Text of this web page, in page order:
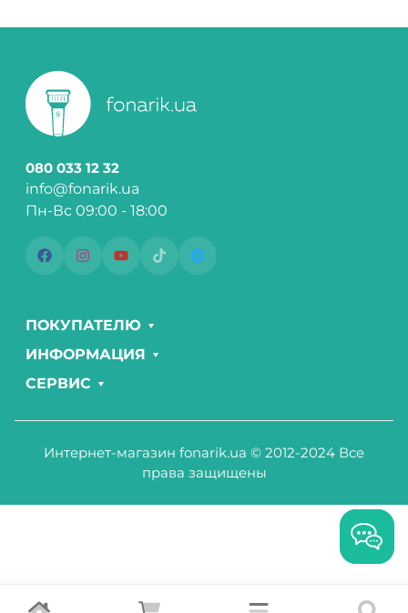
080 033 12 32
info@fonarik.ua
Пн-Вс 09:00 - 18:00
ПОКУПАТЕЛЮ
ИНФОРМАЦИЯ
СЕРВИС
Интернет-магазин fonarik.ua © 2012-2024 Все
права защищены